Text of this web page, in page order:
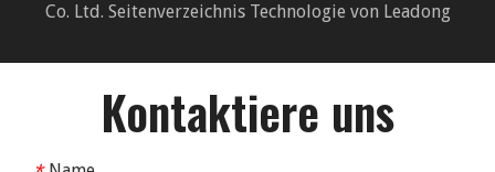
Co. Ltd. SeitenverzeichnisTechnologie von Leadong
Kontaktiere uns